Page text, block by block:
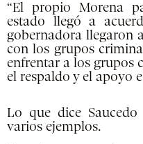
“El propio Morena
estado llegó a
gobernadora llegaron
con los grupos
enfrentar a los grupos
el respaldo y el apoyo
Lo que dice
varios ejemplos.